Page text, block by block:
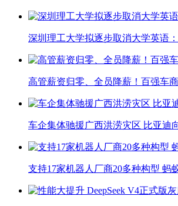
深圳理工大学拟逐步取消大学英语
高管薪资归零、全员降薪！百强车
车企集体驰援广西洪涝灾区 比亚迪
支持17家机器人厂商20多种构型 蚂